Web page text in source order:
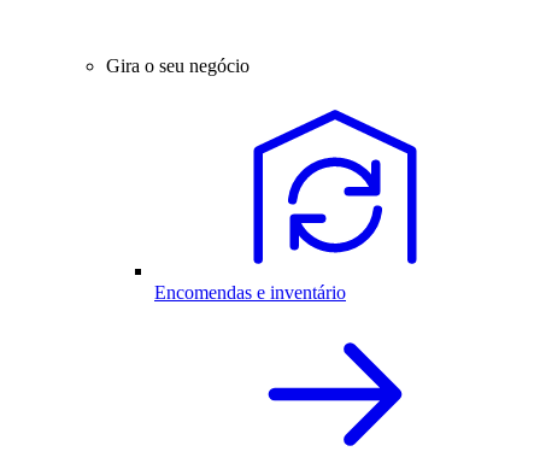
Gira o seu negócio
Encomendas e inventário